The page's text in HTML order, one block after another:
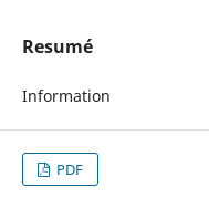
Resumé
Information
PDF